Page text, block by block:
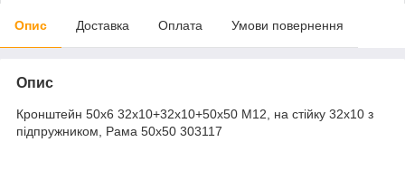
Опис Доставка Оплата Умови повернення
Опис
Кронштейн 50х6 32х10+32х10+50х50 М12, на стійку 32х10 з
підпружником, Рама 50х50 303117